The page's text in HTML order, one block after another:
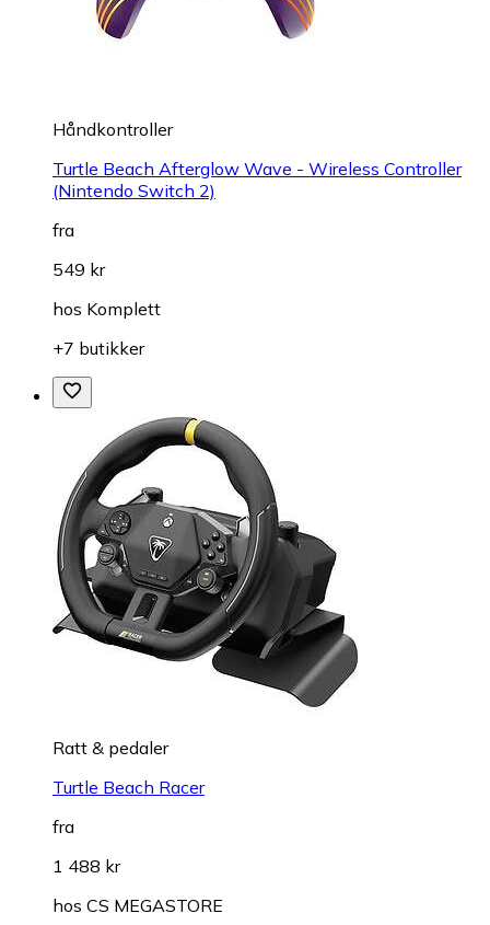
Håndkontroller
Turtle Beach Afterglow Wave - Wireless Controller
(Nintendo Switch 2)
fra
549 kr
hos Komplett
+7 butikker
Ratt & pedaler
Turtle Beach Racer
fra
1 488 kr
hos CS MEGASTORE